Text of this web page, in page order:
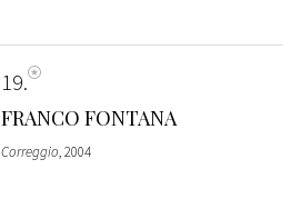
19
FRANCO FONTANA
Correggio, 2004